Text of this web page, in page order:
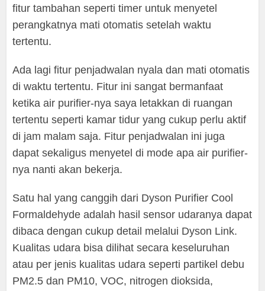
fitur tambahan seperti timer untuk menyetel
perangkatnya mati otomatis setelah waktu
tertentu.
Ada lagi fitur penjadwalan nyala dan mati otomatis
di waktu tertentu. Fitur ini sangat bermanfaat
ketika air purifier-nya saya letakkan di ruangan
tertentu seperti kamar tidur yang cukup perlu aktif
di jam malam saja. Fitur penjadwalan ini juga
dapat sekaligus menyetel di mode apa air purifier-
nya nanti akan bekerja.
Satu hal yang canggih dari Dyson Purifier Cool
Formaldehyde adalah hasil sensor udaranya dapat
dibaca dengan cukup detail melalui Dyson Link.
Kualitas udara bisa dilihat secara keseluruhan
atau per jenis kualitas udara seperti partikel debu
PM2.5 dan PM10, VOC, nitrogen dioksida,